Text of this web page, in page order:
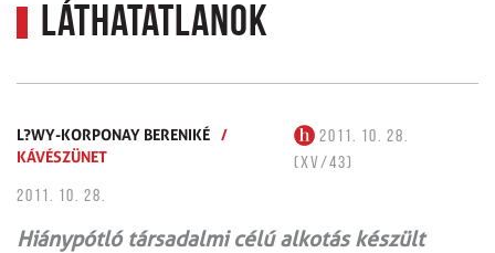
Láthatatlanok
L?WY-KORPONAY BERENIKÉ /
KÁVÉSZÜNET
2011. 10. 28.
(XV/43)
2011. 10. 28.
Hiánypótló társadalmi célú alkotás készült